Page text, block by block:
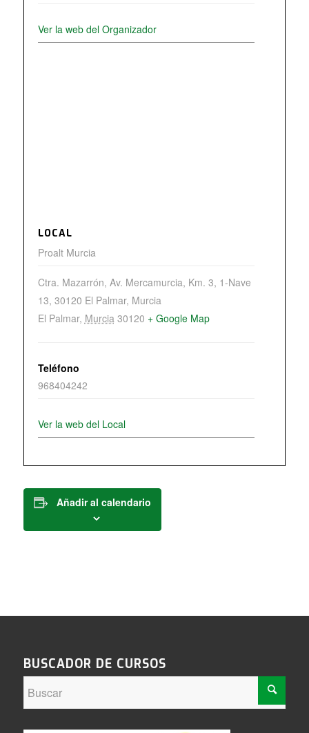
Ver la web del Organizador
LOCAL
Proalt Murcia
Ctra. Mazarrón, Av. Mercamurcia, Km. 3, 1-Nave
13, 30120 El Palmar, Murcia
El Palmar, Murcia 30120 + Google Map
Teléfono
968404242
Ver la web del Local
Añadir al calendario
BUSCADOR DE CURSOS